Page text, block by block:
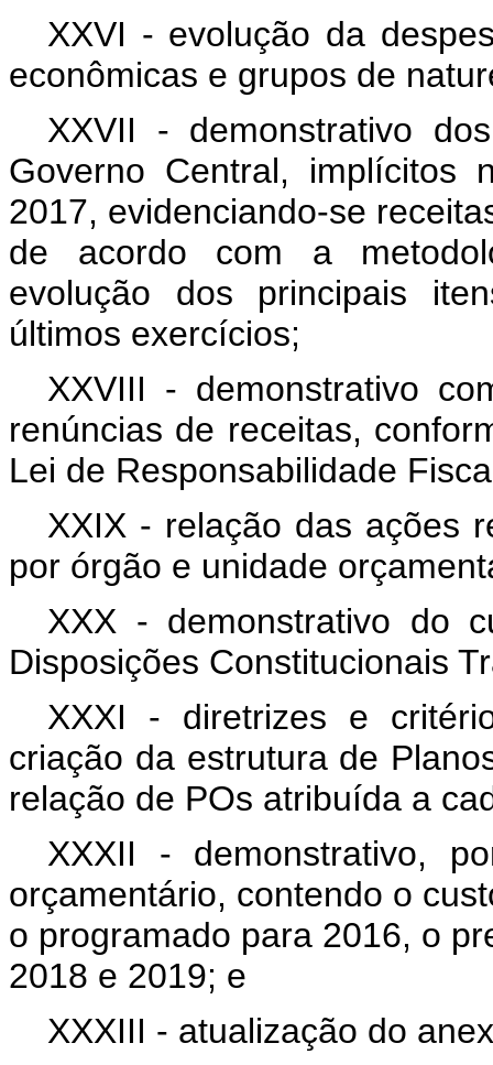
XXVI - evolução da
econômicas e grupos de
XXVII - demonstrativo
Governo Central, implícitos
2017, evidenciando-se
de acordo com a
evolução dos principais
últimos exercícios;
XXVIII - demonstrativo
renúncias de receitas,
Lei de Responsabilidade
XXIX - relação das ações
por órgão e unidade
XXX - demonstrativo do
Disposições Constitucionais
XXXI - diretrizes e
criação da estrutura de
relação de POs atribuída a
XXXII - demonstrativo,
orçamentário, contendo o
o programado para 2016, o
2018 e 2019; e
XXXIII - atualização do